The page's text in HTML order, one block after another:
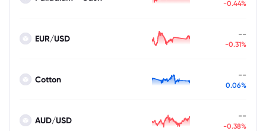
-0.44%
EUR/USD --
-0.31%
Cotton --
0.06%
AUD/USD --
-0.38%